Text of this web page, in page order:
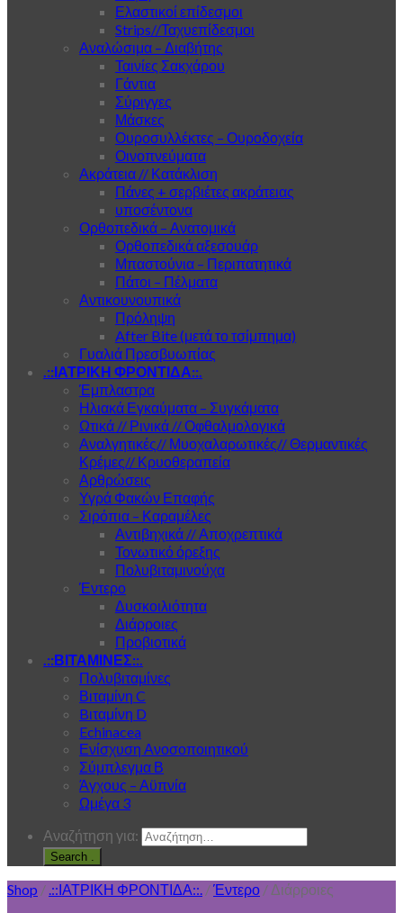
Ελαστικοί επίδεσμοι
Strips//Ταχυεπίδεσμοι
Αναλώσιμα – Διαβήτης
Ταινίες Σακχάρου
Γάντια
Σύριγγες
Μάσκες
Ουροσυλλέκτες – Ουροδοχεία
Οινοπνεύματα
Ακράτεια // Κατάκλιση
Πάνες + σερβιέτες ακράτειας
υποσέντονα
Ορθοπεδικά – Ανατομικά
Ορθοπεδικά αξεσουάρ
Μπαστούνια – Περιπατητικά
Πάτοι – Πέλματα
Αντικουνουπικά
Πρόληψη
After Bite (μετά το τσίμπημα)
Γυαλιά Πρεσβυωπίας
.::ΙΑΤΡΙΚΗ ΦΡΟΝΤΙΔΑ::.
Έμπλαστρα
Ηλιακά Εγκαύματα – Συγκάματα
Ωτικά // Ρινικά // Οφθαλμολογικά
Αναλγητικές// Μυοχαλαρωτικές// Θερμαντικές
Κρέμες// Κρυοθεραπεία
Αρθρώσεις
Υγρά Φακών Επαφής
Σιρόπια – Καραμέλες
Αντιβηχικά // Αποχρεπτικά
Τονωτικό όρεξης
Πολυβιταμινούχα
Έντερο
Δυσκοιλιότητα
Διάρροιες
Προβιοτικά
.::ΒΙΤΑΜΙΝΕΣ::.
Πολυβιταμίνες
Βιταμίνη C
Bιταμίνη D
Echinacea
Ενίσχυση Ανοσοποιητικού
Σύμπλεγμα Β
Άγχους – Αϋπνία
Ωμέγα 3
Αναζήτηση για:
.
Shop / .::ΙΑΤΡΙΚΗ ΦΡΟΝΤΙΔΑ::. /Έντερο / Διάρροιες